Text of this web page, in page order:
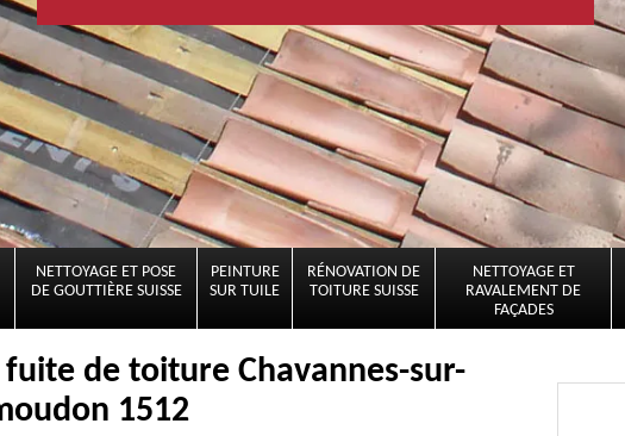
NETTOYAGE ET POSE
DE GOUTTIÈRE SUISSE
PEINTURE
SUR TUILE
RÉNOVATION DE
TOITURE SUISSE
NETTOYAGE ET
RAVALEMENT DE
FAÇADES
de toiture Chavannes-sur-
1512